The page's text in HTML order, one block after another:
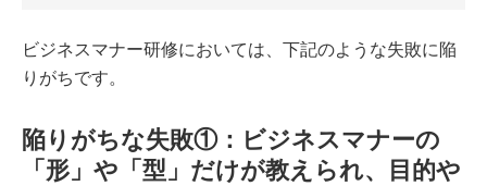
ビジネスマナー研修においては、下記のような失敗に陥
りがちです。
陥りがちな失敗①：ビジネスマナーの
「形」や「型」だけが教えられ、目的や